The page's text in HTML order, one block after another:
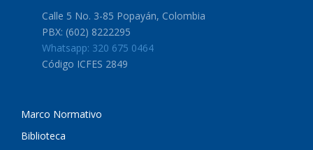
Calle 5 No. 3-85 Popayán, Colombia
PBX: (602) 8222295
Whatsapp: 320 675 0464
Código ICFES 2849
Marco Normativo
Biblioteca